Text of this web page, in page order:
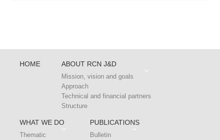
HOME ABOUT RCN J&D
Mission, vision and goals
Approach
Technical and financial partners
Structure
WHAT WE DO
Thematic
PUBLICATIONS
Bulletin